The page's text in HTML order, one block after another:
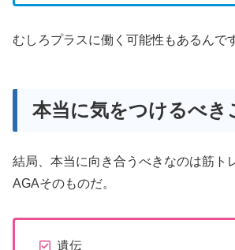
むしろプラスに働く可能性もあるんで
本当に気をつけるべき
結局、本当に向き合うべきなのは筋ト
AGAそのものだ。
遺伝